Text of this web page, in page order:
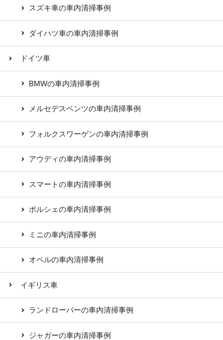
スズキ車の車内清掃事例
ダイハツ車の車内清掃事例
ドイツ車
BMWの車内清掃事例
メルセデスベンツの車内清掃事例
フォルクスワーゲンの車内清掃事例
アウディの車内清掃事例
スマートの車内清掃事例
ポルシェの車内清掃事例
ミニの車内清掃事例
オペルの車内清掃事例
イギリス車
ランドローバーの車内清掃事例
ジャガーの車内清掃事例